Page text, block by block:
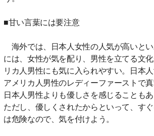
■甘い言葉には要注意
海外では、日本人女性の人気が高いと
には、女性が気を配り、男性を立てる文
リカ人男性にも気に入られやすい。日本人
アメリカ人男性のレディーファーストで真
日本人男性よりも優しさを感じることもあ
ただし、優しくされたからといって、す
は危険なので、気を付けよう。